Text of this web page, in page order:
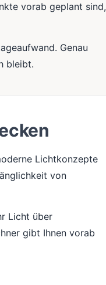
vorab geplant sind,
Genau
bleibt.
Lichtkonzepte
von
Licht über
gibt Ihnen vorab